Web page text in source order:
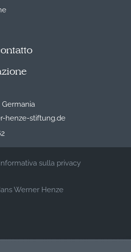
henze-stiftung.de
sulla privacy
Werner Henze